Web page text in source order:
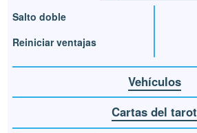
Salto doble
Reiniciar ventajas
Vehículos
Cartas del tarot